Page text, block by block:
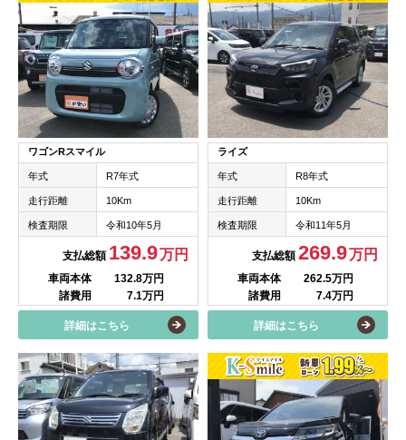
ワゴンRスマイル
年式 R7年式
走行距離 10Km
検査期限 令和10年5月
支払総額 139.9 万円
車両本体
132.8万円
諸費用
7.1万円
詳細はこちら
ライズ
年式 R8年式
走行距離 10Km
検査期限 令和11年5月
支払総額269.9 万円
車両本体
262.5万円
諸費用
7.4万円
詳細はこちら